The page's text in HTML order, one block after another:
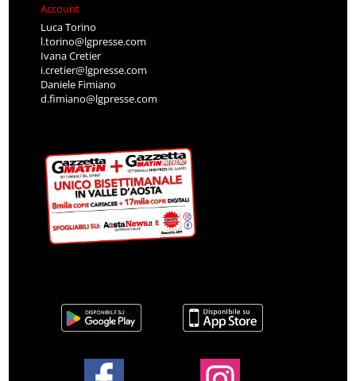
Account
Luca Torino
l.torino@lgpresse.com
Ivana Cretier
i.cretier@lgpresse.com
Daniele Fimiano
d.fimiano@lgpresse.com